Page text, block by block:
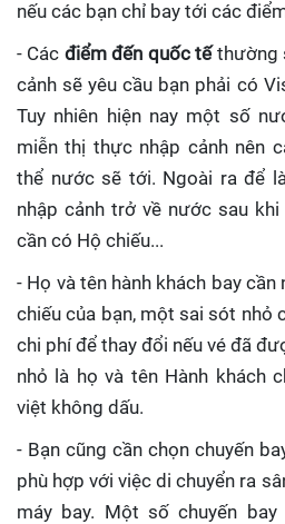
nếu các bạn chỉ bay tới các
- Các điểm đến quốc tếthường
cảnh sẽ yêu cầu bạn phải có
Tuy nhiên hiện nay một số
miễn thị thực nhập cảnh nên
thể nước sẽ tới. Ngoài ra để
nhập cảnh trở về nước sau
cần có Hộ chiếu...
- Họ và tên hành khách bay
chiếu của bạn, một sai sót nhỏ
chi phí để thay đổi nếu vé đã
nhỏ là họ và tên Hành khách
việt không dấu.
- Bạn cũng cần chọn chuyến
phù hợp với việc di chuyển ra
máy bay. Một số chuyến